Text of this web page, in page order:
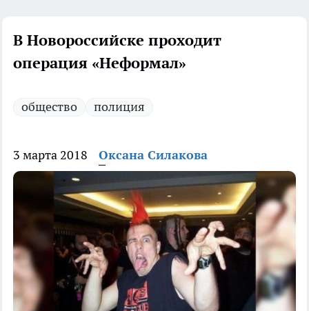
В Новороссийске проходит
операция «Неформал»
общество полиция
3 марта 2018 Оксана Силакова